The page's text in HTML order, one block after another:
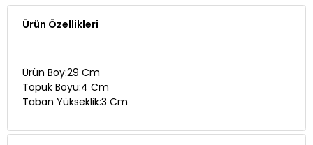
Ürün Özellikleri
Ürün Boy:29 Cm
Topuk Boyu:4 Cm
Taban Yükseklik:3 Cm